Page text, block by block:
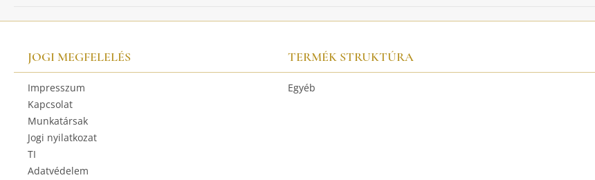
JOGI MEGFELELÉS
Impresszum
Kapcsolat
Munkatársak
Jogi nyilatkozat
TI
Adatvédelem
TERMÉK STRUKTÚRA
Egyéb